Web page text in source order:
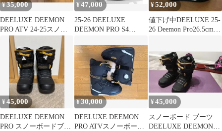
¥35,000
DEELUXE DEEMON
PRO ATV 24-25スノー
ボードブーツ
¥47,000
25-26 DEELUXE
DEEMON PRO S4
¥52,000
値下げ中DEELUXE 25-
26 Deemon Pro26.5cm
¥45,000
DEELUXE DEEMON
PRO スノーボードブー
¥30,000
DEELUXE DEEMON
PRO ATVスノーボード
¥45,000
スノーボード ブーツ
DEELUXE DEEMON